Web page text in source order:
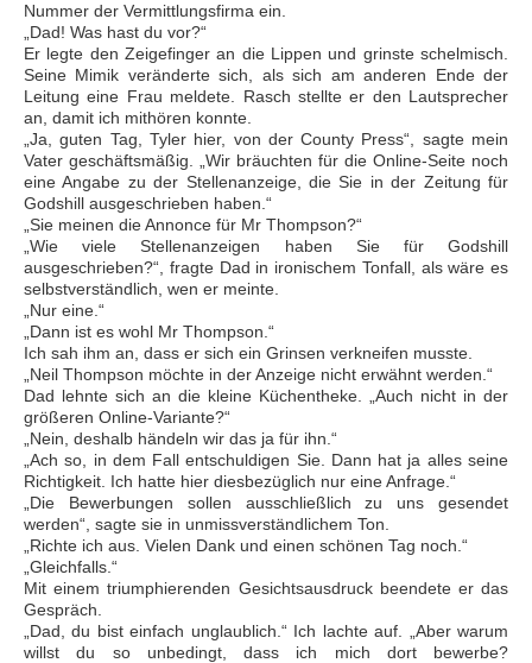
Nummer der Vermittlungsfirma ein.
„Dad! Was hast du vor?“
Er legte den Zeigefinger an die Lippen und grinste schelmisch.
Seine Mimik veränderte sich, als sich am anderen Ende der
Leitung eine Frau meldete. Rasch stellte er den Lautsprecher
an, damit ich mithören konnte.
„Ja, guten Tag, Tyler hier, von der County Press“, sagte mein
Vater geschäftsmäßig. „Wir bräuchten für die Online-Seite noch
eine Angabe zu der Stellenanzeige, die Sie in der Zeitung für
Godshill ausgeschrieben haben.“
„Sie meinen die Annonce für Mr Thompson?“
„Wie viele Stellenanzeigen haben Sie für Godshill
ausgeschrieben?“, fragte Dad in ironischem Tonfall, als wäre es
selbstverständlich, wen er meinte.
„Nur eine.“
„Dann ist es wohl Mr Thompson.“
Ich sah ihm an, dass er sich ein Grinsen verkneifen musste.
„Neil Thompson möchte in der Anzeige nicht erwähnt werden.“
Dad lehnte sich an die kleine Küchentheke. „Auch nicht in der
größeren Online-Variante?“
„Nein, deshalb händeln wir das ja für ihn.“
„Ach so, in dem Fall entschuldigen Sie. Dann hat ja alles seine
Richtigkeit. Ich hatte hier diesbezüglich nur eine Anfrage.“
„Die Bewerbungen sollen ausschließlich zu uns gesendet
werden“, sagte sie in unmissverständlichem Ton.
„Richte ich aus. Vielen Dank und einen schönen Tag noch.“
„Gleichfalls.“
Mit einem triumphierenden Gesichtsausdruck beendete er das
Gespräch.
„Dad, du bist einfach unglaublich.“ Ich lachte auf. „Aber warum
willst du so unbedingt, dass ich mich dort bewerbe?